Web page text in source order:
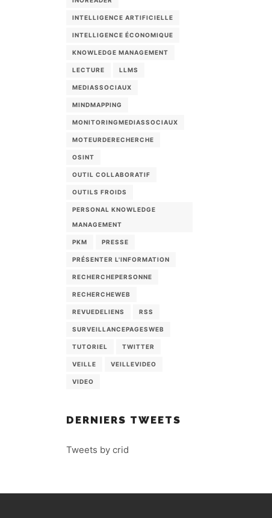
INTELLIGENCE ARTIFICIELLE
INTELLIGENCE ÉCONOMIQUE
KNOWLEDGE MANAGEMENT
LECTURE LLMS
MEDIASSOCIAUX
MINDMAPPING
MONITORINGMEDIASSOCIAUX
MOTEURDERECHERCHE
OSINT
OUTIL COLLABORATIF
OUTILS FROIDS
PERSONAL KNOWLEDGE
MANAGEMENT
PKM PRESSE
PRÉSENTER L'INFORMATION
RECHERCHEPERSONNE
RECHERCHEWEB
REVUEDELIENS RSS
SURVEILLANCEPAGESWEB
TUTORIEL TWITTER
VEILLE VEILLEVIDEO
VIDEO
DERNIERS TWEETS
Tweets by crid